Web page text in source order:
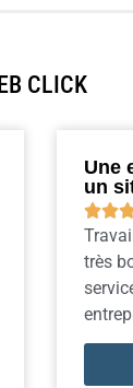
CLICK
Une
un

très